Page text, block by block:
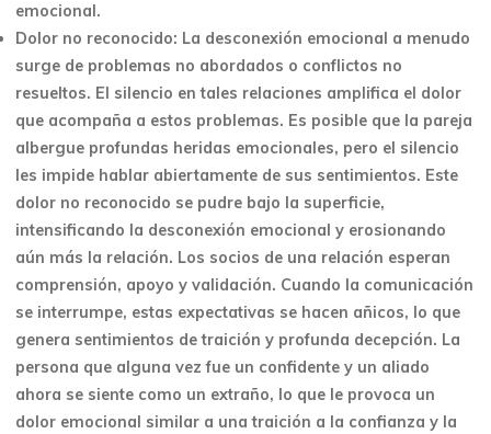
emocional.
Dolor no reconocido: La desconexión emocional a menudo
surge de problemas no abordados o conflictos no
resueltos. El silencio en tales relaciones amplifica el dolor
que acompaña a estos problemas. Es posible que la pareja
albergue profundas heridas emocionales, pero el silencio
les impide hablar abiertamente de sus sentimientos. Este
dolor no reconocido se pudre bajo la superficie,
intensificando la desconexión emocional y erosionando
aún más la relación. Los socios de una relación esperan
comprensión, apoyo y validación. Cuando la comunicación
se interrumpe, estas expectativas se hacen añicos, lo que
genera sentimientos de traición y profunda decepción. La
persona que alguna vez fue un confidente y un aliado
ahora se siente como un extraño, lo que le provoca un
dolor emocional similar a una traición a la confianza y la